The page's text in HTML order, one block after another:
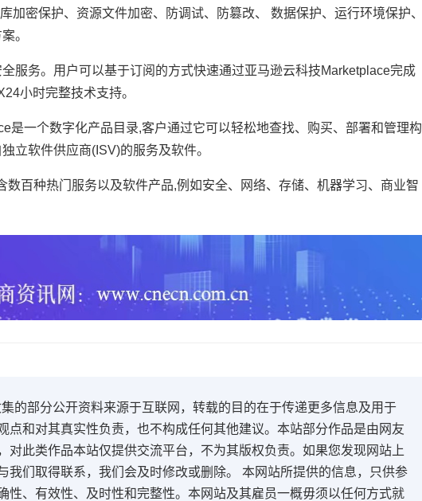
加密保护、资源文件加密、防调试、防篡改、 数据保护、运行环境保护、
。
务。用户可以基于订阅的方式快速通过亚马逊云科技Marketplace完成
小时完整技术支持。
一个数字化产品目录,客户通过它可以轻松地查找、购买、部署和管理构
立软件供应商(ISV)的服务及软件。
百种热门服务以及软件产品,例如安全、网络、存储、机器学习、商业智
的部分公开资料来源于互联网，转载的目的在于传递更多信息及用于
点和对其真实性负责，也不构成任何其他建议。本站部分作品是由网友
对此类作品本站仅提供交流平台，不为其版权负责。如果您发现网站上
我们取得联系，我们会及时修改或删除。 本网站所提供的信息，只供参
性、有效性、及时性和完整性。本网站及其雇员一概毋须以任何方式就